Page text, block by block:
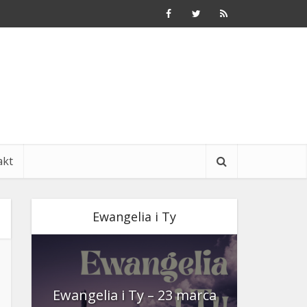
Ewangelia i Ty
Ewangelia i Ty – 23 marca